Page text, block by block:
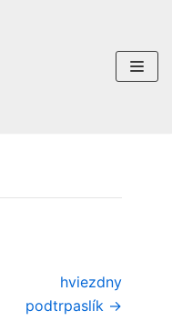
hviezdny
podtrpaslík →